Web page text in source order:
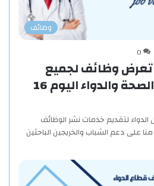
وظائف
0
تعرض وظائف لجميع
التخصصات بقطاع الصحة والدواء اليوم 16
لتقديم خدمات نشر الوظائف
على دعم الشباب والخريجين الباحثين